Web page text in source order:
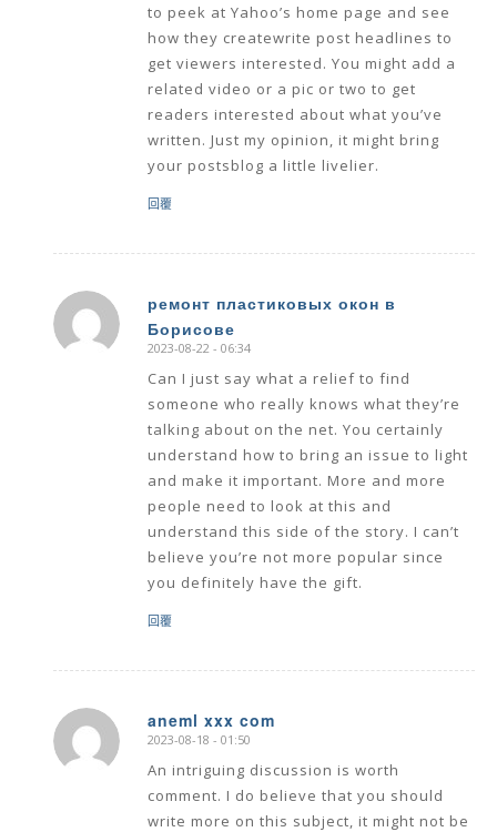
to peek at Yahoo’s home page and see
how they createwrite post headlines to
get viewers interested. You might add a
related video or a pic or two to get
readers interested about what you’ve
written. Just my opinion, it might bring
your postsblog a little livelier.
回覆
ремонт пластиковых окон в
Борисове
says:
2023-08-22 - 06:34
Can I just say what a relief to find
someone who really knows what they’re
talking about on the net. You certainly
understand how to bring an issue to light
and make it important. More and more
people need to look at this and
understand this side of the story. I can’t
believe you’re not more popular since
you definitely have the gift.
回覆
aneml xxx com
says:
2023-08-18 - 01:50
An intriguing discussion is worth
comment. I do believe that you should
write more on this subject, it might not be